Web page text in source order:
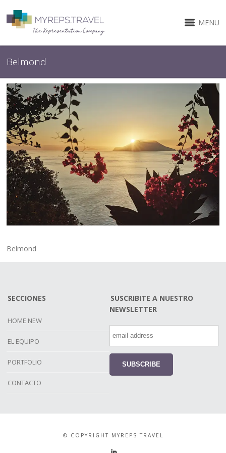
MENU
Belmond
Belmond
SECCIONES
HOME NEW
EL EQUIPO
PORTFOLIO
CONTACTO
SUSCRIBITE A NUESTRO
NEWSLETTER
© COPYRIGHT MYREPS.TRAVEL